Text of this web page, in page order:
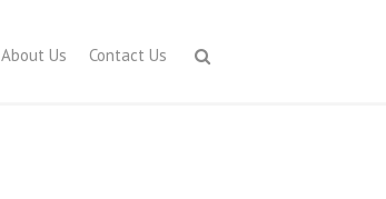
About Us Contact Us